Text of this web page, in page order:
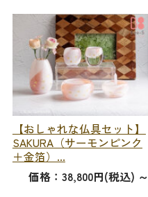
【おしゃれな仏具セット】
SAKURA（サーモンピンク
＋金箔）...
価格：38,800円(税込) ～